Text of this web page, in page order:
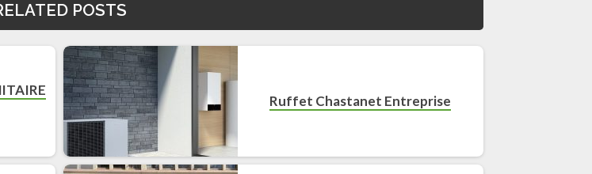
POSTS
Ruffet Chastanet Entreprise